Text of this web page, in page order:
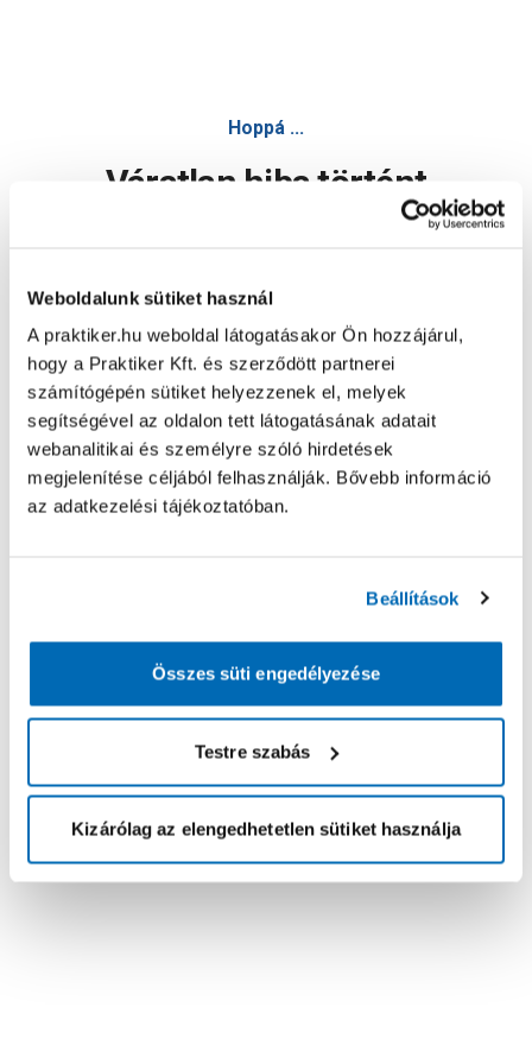
Weboldalunk sütiket használ
A praktiker.hu weboldal látogatásakor Ön hozzájárul,
hogy a Praktiker Kft. és szerződött partnerei
számítógépén sütiket helyezzenek el, melyek
segítségével az oldalon tett látogatásának adatait
webanalitikai és személyre szóló hirdetések
megjelenítése céljából felhasználják. Bővebb információ
az adatkezelési tájékoztatóban.
Beállítások
Összes süti engedélyezése
Testre szabás
Kizárólag az elengedhetetlen sütiket használja
Hoppá ...
Váratlan hiba történt
Oldal újratöltése